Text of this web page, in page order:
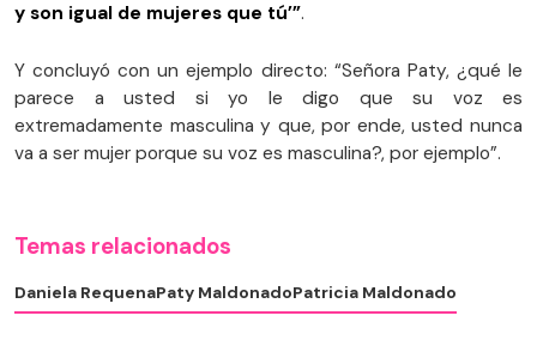
y son igual de mujeres que tú’”.
Y concluyó con un ejemplo directo: “Señora Paty, ¿qué le
parece a usted si yo le digo que su voz es
extremadamente masculina y que, por ende, usted nunca
va a ser mujer porque su voz es masculina?, por ejemplo”.
Temas relacionados
Daniela RequenaPaty MaldonadoPatricia Maldonado